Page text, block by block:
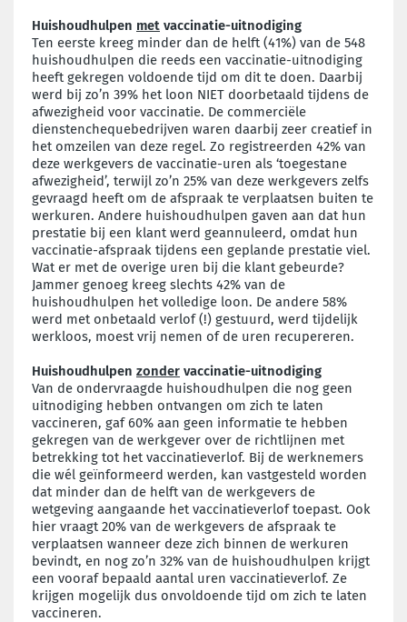
Huishoudhulpen met vaccinatie-uitnodiging
Ten eerste kreeg minder dan de helft (41%) van de 548
huishoudhulpen die reeds een vaccinatie-uitnodiging
heeft gekregen voldoende tijd om dit te doen. Daarbij
werd bij zo’n 39% het loon NIET doorbetaald tijdens de
afwezigheid voor vaccinatie. De commerciële
dienstenchequebedrijven waren daarbij zeer creatief in
het omzeilen van deze regel. Zo registreerden 42% van
deze werkgevers de vaccinatie-uren als ‘toegestane
afwezigheid’, terwijl zo’n 25% van deze werkgevers zelfs
gevraagd heeft om de afspraak te verplaatsen buiten te
werkuren. Andere huishoudhulpen gaven aan dat hun
prestatie bij een klant werd geannuleerd, omdat hun
vaccinatie-afspraak tijdens een geplande prestatie viel.
Wat er met de overige uren bij die klant gebeurde?
Jammer genoeg kreeg slechts 42% van de
huishoudhulpen het volledige loon. De andere 58%
werd met onbetaald verlof (!) gestuurd, werd tijdelijk
werkloos, moest vrij nemen of de uren recupereren.
Huishoudhulpen zonder vaccinatie-uitnodiging
Van de ondervraagde huishoudhulpen die nog geen
uitnodiging hebben ontvangen om zich te laten
vaccineren, gaf 60% aan geen informatie te hebben
gekregen van de werkgever over de richtlijnen met
betrekking tot het vaccinatieverlof. Bij de werknemers
die wél geïnformeerd werden, kan vastgesteld worden
dat minder dan de helft van de werkgevers de
wetgeving aangaande het vaccinatieverlof toepast. Ook
hier vraagt 20% van de werkgevers de afspraak te
verplaatsen wanneer deze zich binnen de werkuren
bevindt, en nog zo’n 32% van de huishoudhulpen krijgt
een vooraf bepaald aantal uren vaccinatieverlof. Ze
krijgen mogelijk dus onvoldoende tijd om zich te laten
vaccineren.